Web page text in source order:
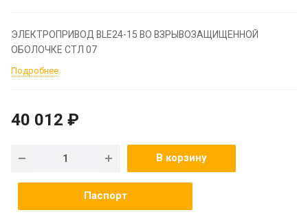
ЭЛЕКТРОПРИВОД BLE24-15 ВО ВЗРЫВОЗАЩИЩЕННОЙ
ОБОЛОЧКЕ СТЛ 07
Подробнее
40 012 ₽
В корзину
Паспорт